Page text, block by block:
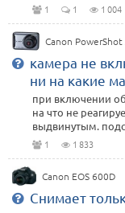
1 1 1 004
Canon
камера не
ни на какие
при включении
на что не
выдвинутым.
1 1 833
Canon EOS 600D
Снимает